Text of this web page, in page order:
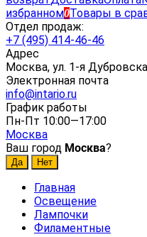
избранном0Товары в
Отдел продаж:
+7 (495) 414-46-46
Адрес
Москва, ул. 1-я
Электронная почта
info@intario.ru
График работы
Пн-Пт 10:00—17:00
Москва
Ваш город Москва?
Главная
Освещение
Лампочки
Филаментные